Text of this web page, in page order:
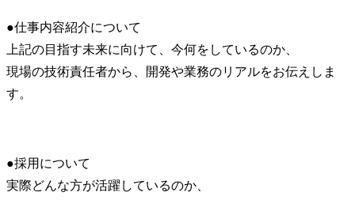
●仕事内容紹介について
上記の目指す未来に向けて、今何をしているのか、
現場の技術責任者から、開発や業務のリアルをお伝えしま
す。
●採用について
実際どんな方が活躍しているのか、